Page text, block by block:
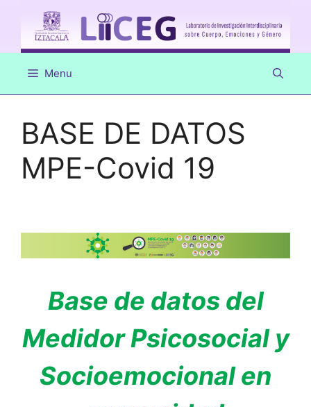
contenido
Menu
BASE DE DATOS
MPE-Covid 19
Base de datos del
Medidor Psicosocial y
Socioemocional en